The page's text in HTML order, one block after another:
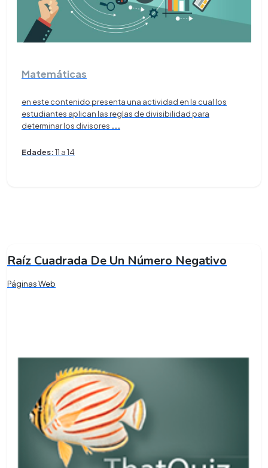
Matemáticas
en este contenido presenta una actividad en la cual los
estudiantes aplican las reglas de divisibilidad para
determinar los divisores ...
Edades:11 a 14
Raíz Cuadrada De Un Número Negativo
Páginas Web